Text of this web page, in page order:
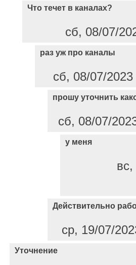
Что течет в каналах?
сб, 08/07/
раз уж про каналы
сб, 08/07/
прошу уточнить
сб, 08/07/
у меня
Действительно
ср, 19/07/
Уточнение